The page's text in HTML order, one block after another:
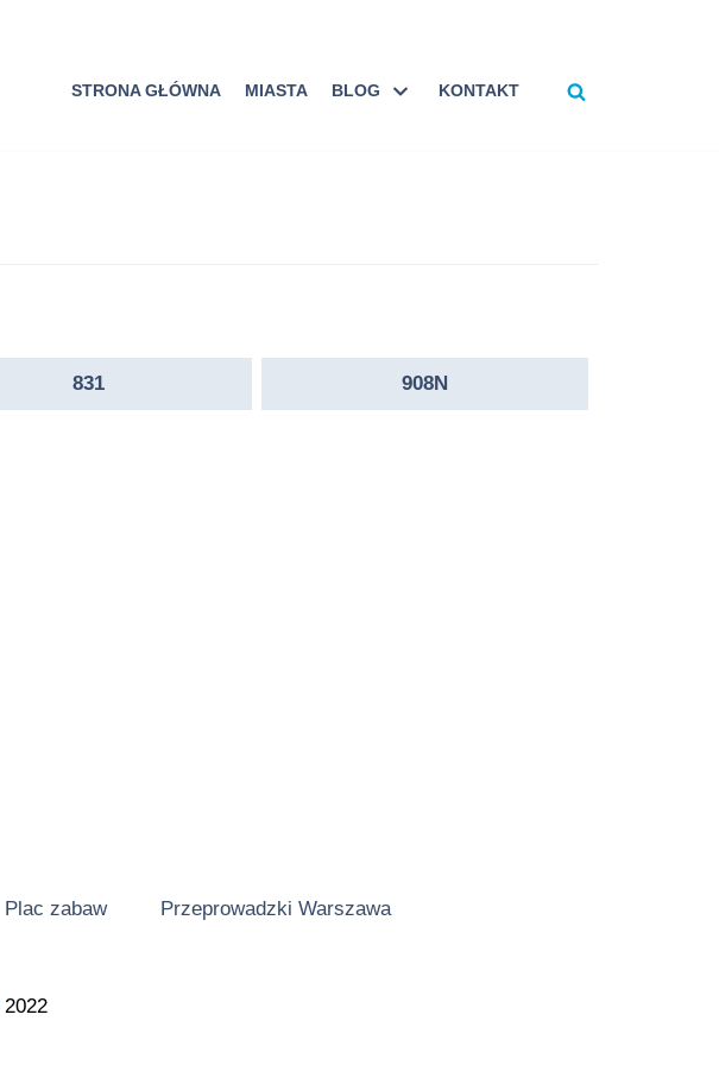
STRONA GŁÓWNA MIASTA BLOG KONTAKT
831 908N
Plac zabaw Przeprowadzki Warszawa
2022